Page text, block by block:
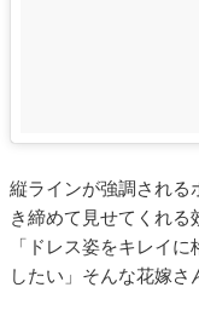
縦ラインが強調される
き締めて見せてくれ
「ドレス姿をキレイ
したい」そんな花嫁さ